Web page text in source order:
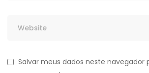
Salvar meus dados neste navegador